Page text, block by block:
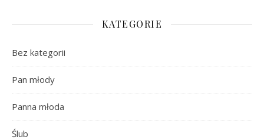
KATEGORIE
Bez kategorii
Pan młody
Panna młoda
Ślub